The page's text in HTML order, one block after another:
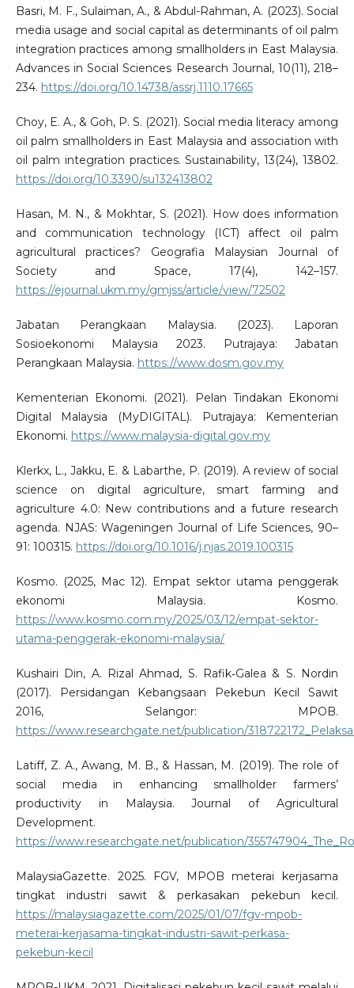
Basri, M. F., Sulaiman, A., & Abdul-Rahman, A. (2023). Social
media usage and social capital as determinants of oil palm
integration practices among smallholders in East Malaysia.
Advances in Social Sciences Research Journal, 10(11), 218–
234. https://doi.org/10.14738/assrj.1110.17665
Choy, E. A., & Goh, P. S. (2021). Social media literacy among
oil palm smallholders in East Malaysia and association with
oil palm integration practices. Sustainability, 13(24), 13802.
https://doi.org/10.3390/su132413802
Hasan, M. N., & Mokhtar, S. (2021). How does information
and communication technology (ICT) affect oil palm
agricultural practices? Geografia Malaysian Journal of
Society and Space, 17(4), 142–157.
https://ejournal.ukm.my/gmjss/article/view/72502
Jabatan Perangkaan Malaysia. (2023). Laporan
Sosioekonomi Malaysia 2023. Putrajaya: Jabatan
Perangkaan Malaysia. https://www.dosm.gov.my
Kementerian Ekonomi. (2021). Pelan Tindakan Ekonomi
Digital Malaysia (MyDIGITAL). Putrajaya: Kementerian
Ekonomi. https://www.malaysia-digital.gov.my
Klerkx, L., Jakku, E. & Labarthe, P. (2019). A review of social
science on digital agriculture, smart farming and
agriculture 4.0: New contributions and a future research
agenda. NJAS: Wageningen Journal of Life Sciences, 90–
91: 100315. https://doi.org/10.1016/j.njas.2019.100315
Kosmo. (2025, Mac 12). Empat sektor utama penggerak
ekonomi Malaysia. Kosmo.
https://www.kosmo.com.my/2025/03/12/empat-sektor-
utama-penggerak-ekonomi-malaysia/
Kushairi Din, A. Rizal Ahmad, S. Rafik‑Galea & S. Nordin
(2017). Persidangan Kebangsaan Pekebun Kecil Sawit
2016, Selangor: MPOB.
https://www.researchgate.net/publication/
Latiff, Z. A., Awang, M. B., & Hassan, M. (2019). The role of
social media in enhancing smallholder farmers’
productivity in Malaysia. Journal of Agricultural
Development.
https://www.researchgate.net/publication/
MalaysiaGazette. 2025. FGV, MPOB meterai kerjasama
tingkat industri sawit & perkasakan pekebun kecil.
https://malaysiagazette.com/2025/01/07/fgv-mpob-
meterai-kerjasama-tingkat-industri-sawit-perkasa-
pekebun-kecil